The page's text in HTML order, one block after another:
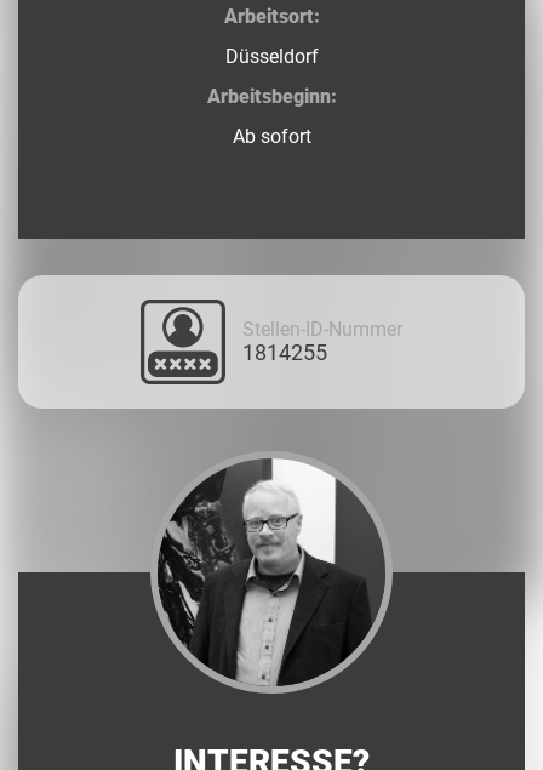
Arbeitsort:
Düsseldorf
Arbeitsbeginn:
Ab sofort
Stellen-ID-Nummer
1814255